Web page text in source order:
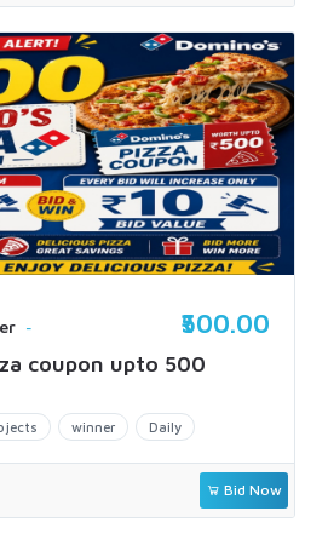
₹500.00
winner Daily
coupon upto 500
Bid Now